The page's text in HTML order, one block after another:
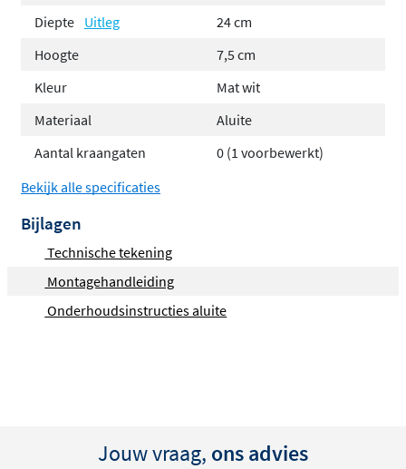
zodat je de bestelling gelijk compleet kan ontvangen.
Over deze Clou Mini Wash Me Plus
fontein met plateau 56 cm:
Strak en modern vormgegeven fontein
Keuze uit kraangat links of recht
Diepte Uitleg
24 cm
Hoogte
7,5 cm
Kleur
Mat wit
Materiaal
Aluite
Aantal kraangaten
0 (1 voorbewerkt)
Bekijk alle specificaties
Bijlagen
Technische tekening
Montagehandleiding
Onderhoudsinstructies aluite
Jouw vraag, ons advies